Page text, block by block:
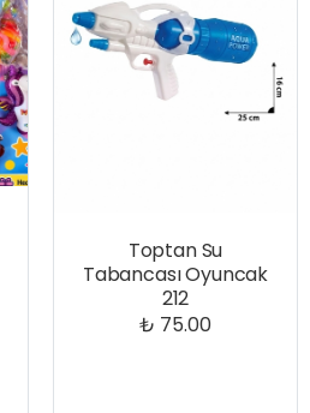
Toptan Su
Tabancası Oyuncak
212
₺ 75.00